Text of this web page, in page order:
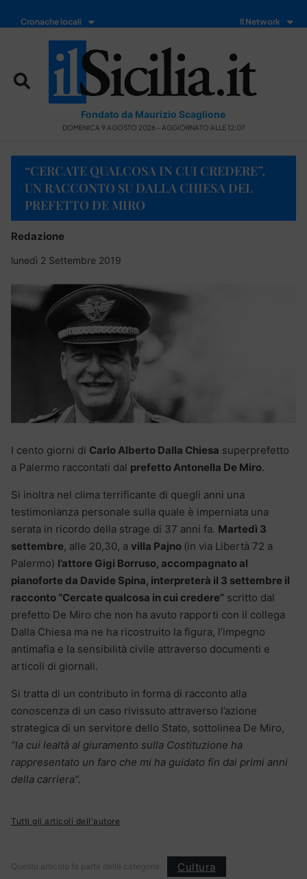
Cronache locali Il Network
Fondato da Maurizio Scaglione
DOMENICA 9 AGOSTO 2026 - AGGIORNATO ALLE 12:07
“CERCATE QUALCOSA IN CUI CREDERE”,
UN RACCONTO SU DALLA CHIESA DEL
PREFETTO DE MIRO
Redazione
lunedì 2 Settembre 2019
I cento giorni di Carlo Alberto Dalla Chiesa superprefetto
a Palermo raccontati dal prefetto Antonella De Miro.
Si inoltra nel clima terrificante di quegli anni una
testimonianza personale sulla quale è imperniata una
serata in ricordo della strage di 37 anni fa. Martedì 3
settembre, alle 20,30, a villa Pajno (in via Libertà 72 a
Palermo) l’attore Gigi Borruso, accompagnato al
pianoforte da Davide Spina, interpreterà il 3 settembre il
racconto “Cercate qualcosa in cui credere” scritto dal
prefetto De Miro che non ha avuto rapporti con il collega
Dalla Chiesa ma ne ha ricostruito la figura, l’impegno
antimafia e la sensibilità civile attraverso documenti e
articoli di giornali.
Si tratta di un contributo in forma di racconto alla
conoscenza di un caso rivissuto attraverso l’azione
strategica di un servitore dello Stato, sottolinea De Miro,
“la cui lealtà al giuramento sulla Costituzione ha
rappresentato un faro che mi ha guidato fin dai primi anni
della carriera”.
Tutti gli articoli dell'autore
Questo articolo fa parte delle categorie: Cultura